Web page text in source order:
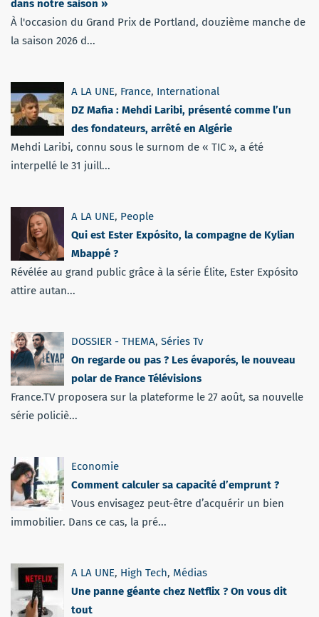
dans notre saison »
À l'occasion du Grand Prix de Portland, douzième manche de
la saison 2026 d...
A LA UNE, France, International
DZ Mafia : Mehdi Laribi, présenté comme l’un
des fondateurs, arrêté en Algérie
Mehdi Laribi, connu sous le surnom de « TIC », a été
interpellé le 31 juill...
A LA UNE, People
Qui est Ester Expósito, la compagne de Kylian
Mbappé ?
Révélée au grand public grâce à la série Élite, Ester Expósito
attire autan...
DOSSIER - THEMA, Séries Tv
On regarde ou pas ? Les évaporés, le nouveau
polar de France Télévisions
France.TV proposera sur la plateforme le 27 août, sa nouvelle
série policiè...
Economie
Comment calculer sa capacité d’emprunt ?
Vous envisagez peut-être d’acquérir un bien
immobilier. Dans ce cas, la pré...
A LA UNE, High Tech, Médias
Une panne géante chez Netflix ? On vous dit
tout